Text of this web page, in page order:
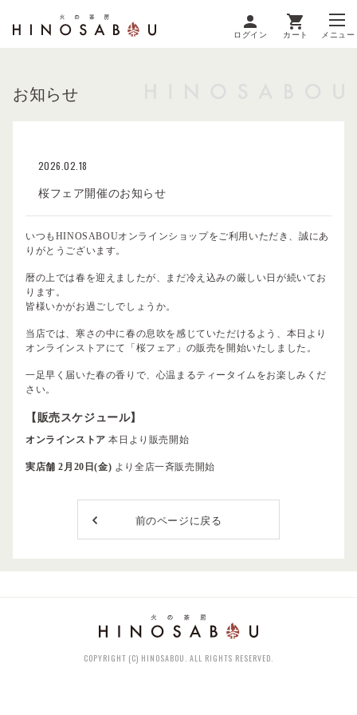
ログイン カート メニュー
お知らせ
2026.02.18
桜フェア開催のお知らせ
いつもHINOSABOUオンラインショップをご利用いただき、誠にあ
りがとうございます。
暦の上では春を迎えましたが、まだ冷え込みの厳しい日が続いてお
ります。
皆様いかがお過ごしでしょうか。
当店では、寒さの中に春の息吹を感じていただけるよう、本日より
オンラインストアにて「桜フェア」の販売を開始いたしました。
一足早く届いた春の香りで、心温まるティータイムをお楽しみくだ
さい。
【販売スケジュール】
オンラインストア 本日より販売開始
実店舗 2月20日(金) より全店一斉販売開始
前のページに戻る
COPYRIGHT (C) HINOSABOU. ALL RIGHTS RESERVED.